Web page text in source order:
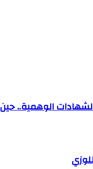
الوهمية..